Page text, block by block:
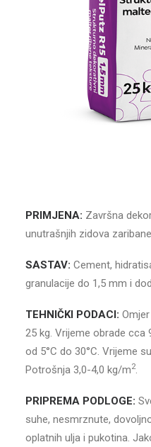
PRIMJENA: Završna
unutrašnjih zidova
SASTAV: Cement,
granulacije do 1,5 mm i
TEHNIČKI PODACI:
25 kg. Vrijeme obrade cca
od 5°C do 30°C. Vrijeme
Potrošnja 3,0-4,0 kg/m2.
PRIPREMA PODLOGE:
suhe, nesmrznute,
oplatnih ulja i pukotina.